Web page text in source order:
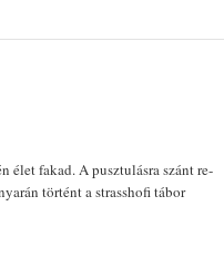
élet fakad. A pusztulásra szánt re­
történt a strasshofi tábor